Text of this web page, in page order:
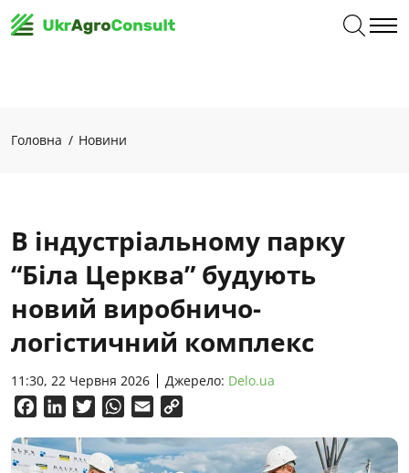
Головна Новини
В індустріальному парку
“Біла Церква” будують
новий виробничо-
логістичний комплекс
11:30, 22 Червня 2026 Джерело: Delo.ua
FacebookLinkedInTwitterWhatsApp
Email